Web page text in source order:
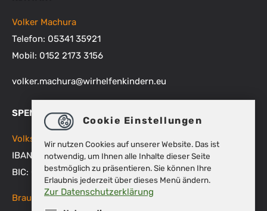
Volker Machura
Telefon: 05341 35921
Mobil: 0152 2173 3156
volker.machura@wirhelfenkindern.eu
SPENDENKONTEN
Volksbank BRAWO
IBAN: DE48 2699 1066 1512 9270 00
BIC: GENODEF1WOB
Braunschweigische Landessparkasse
Cookie Einstellungen
Wir nutzen Cookies auf unserer Website. Das ist
notwendig, um Ihnen alle Inhalte dieser Seite
bestmöglich zu präsentieren. Sie können Ihre
Erlaubnis jederzeit über dieses Menü ändern.
Zur Datenschutzerklärung